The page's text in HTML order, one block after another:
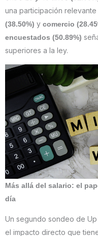
una participación
(38.50%) y comercio
encuestados (50.89%)
superiores a la ley.
Más allá del salario: el
día
Un segundo sondeo de
el impacto directo que